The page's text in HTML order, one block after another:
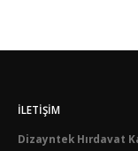
İLETIŞIM
Dizayntek Hırdavat